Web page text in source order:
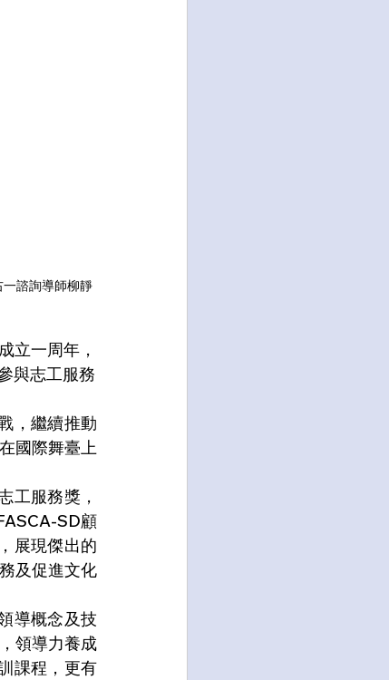
諮詢導師柳靜
立一周年，
與志工服務
，繼續推動
國際舞臺上
工服務獎，
SD顧
展現傑出的
及促進文化
導概念及技
領導力養成
課程，更有